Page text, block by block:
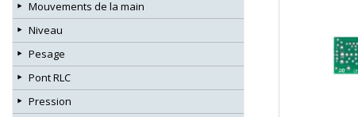
Mouvements de la main
Niveau
Pesage
Pont RLC
Pression